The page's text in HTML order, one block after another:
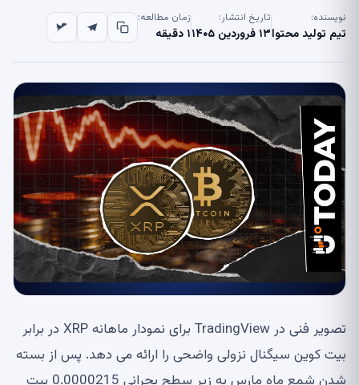
نویسنده:
تیم تولید محتوا
تاریخ انتشار:
۱۳ فروردین ۱۴۰۵
زمان مطالعه:
۱ دقیقه
تصویر فنی در TradingView برای نمودار ماهانه XRP در برابر
بیت کوین سیگنال نزولی واضحی را ارائه می دهد. پس از بسته